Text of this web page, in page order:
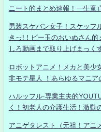
ニート的まとめ速報！一生童
男装スケバン女子！スケッフ
きっ!！ビー玉のおいぬさん
しろ動画まで取り上げまっく
ロボットアニメ！メカと美少
非モテ星人 ！あらゆるマニア
ハルッフル-専業主夫的
く！初老人の介護生活！激動
アニゲタレスト（元祖！ア